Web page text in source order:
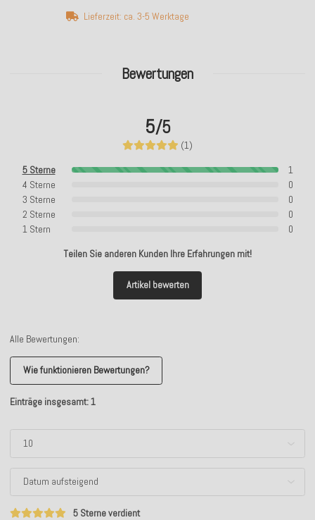
Bewertungen
5/5
(1)
5 Sterne
1
4 Sterne
0
3 Sterne
0
2 Sterne
0
1 Stern
0
Teilen Sie anderen Kunden Ihre Erfahrungen mit!
Artikel bewerten
Alle Bewertungen:
Wie funktionieren Bewertungen?
Einträge insgesamt: 1
5 Sterne verdient
Lieferzeit: ca. 3-5 Werktage